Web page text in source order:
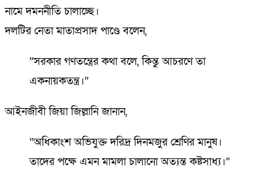
নামে দমননীতি চালাচ্ছে।
দলটির নেতা মাতাপ্রসাদ পাণ্ডে বলেন,
“সরকার গণতন্ত্রের কথা বলে, কিন্তু আচরণে তা
একনায়কতন্ত্র।”
আইনজীবী জিয়া জিল্লানি জানান,
“অধিকাংশ অভিযুক্ত দরিদ্র দিনমজুর শ্রেণির মানুষ।
তাদের পক্ষে এমন মামলা চালানো অত্যন্ত কষ্টসাধ্য।”